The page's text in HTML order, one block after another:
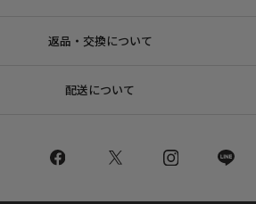
返品・交換について
配送について